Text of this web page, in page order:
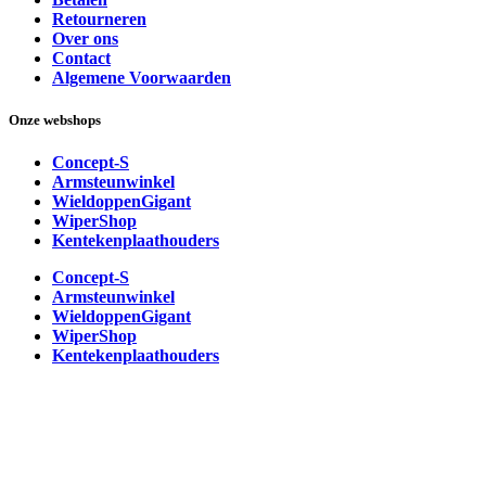
Retourneren
Over ons
Contact
Algemene Voorwaarden
Onze webshops
Concept-S
Armsteunwinkel
WieldoppenGigant
WiperShop
Kentekenplaathouders
Concept-S
Armsteunwinkel
WieldoppenGigant
WiperShop
Kentekenplaathouders